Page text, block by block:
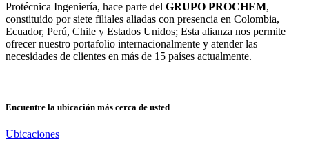
Protécnica Ingeniería, hace parte del GRUPO PROCHEM,
constituido por siete filiales aliadas con presencia en Colombia,
Ecuador, Perú, Chile y Estados Unidos; Esta alianza nos permite
ofrecer nuestro portafolio internacionalmente y atender las
necesidades de clientes en más de 15 países actualmente.
Encuentre la ubicación más cerca de usted
Ubicaciones